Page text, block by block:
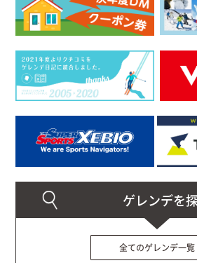
全てのゲレンデ一覧